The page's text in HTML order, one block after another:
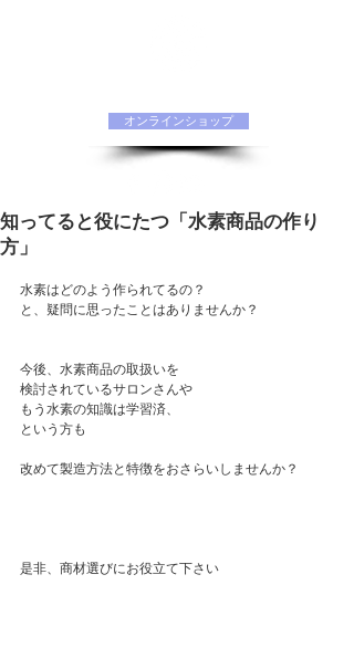
オンラインショップ
知ってると役にたつ「水素商品の作り
方」
水素はどのよう作られてるの？
と、疑問に思ったことはありませんか？
今後、水素商品の取扱いを
検討されているサロンさんや
もう水素の知識は学習済、
という方も
改めて製造方法と特徴をおさらいしませんか？
是非、商材選びにお役立て下さい